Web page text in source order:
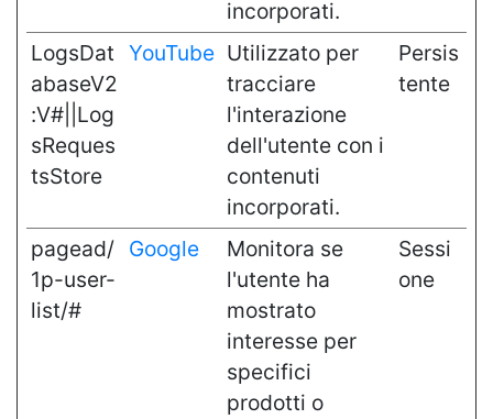
incorporati.
LogsDat
abaseV2
:V#||Log
sReques
tsStore
YouTube Utilizzato per
tracciare
l'interazione
dell'utente con i
contenuti
incorporati.
Persis
tente
pagead/
1p-user-
list/#
Google
Monitora se
l'utente ha
mostrato
interesse per
specifici
prodotti o
Sessi
one